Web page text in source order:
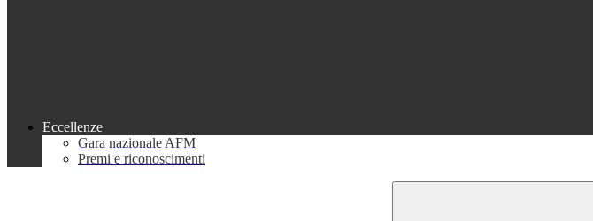
Eccellenze
Gara nazionale AFM
Premi e riconoscimenti